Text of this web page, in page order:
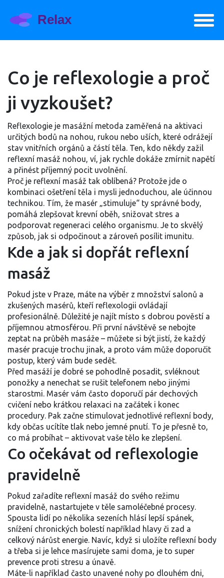
Co je reflexologie a proč
ji vyzkoušet?
Reflexologie je masážní metoda zaměřená na aktivaci
určitých bodů na nohou, rukou nebo uších, které odrážejí
stav vnitřních orgánů a částí těla. Ten, kdo někdy zažil
reflexní masáž nohou, ví, jak rychle dokáže zmírnit napětí
a přinést příjemný pocit uvolnění.
Proč je reflexní masáž tak oblíbená? Protože jde o
kombinaci ošetření těla i mysli jednoduchou, ale účinnou
technikou. Tím, že masér „stimuluje“ ty správné body,
pomáhá zlepšovat krevní oběh, snižovat stres a
podporovat regeneraci celého organismu. Je to skvělý
způsob, jak si odpočinout a zároveň posílit imunitu.
Kde a jak si dopřát reflexní
masáž
Pokud jste v Praze, máte na výběr z množství salonů a
zkušených masérů, kteří reflexologii ovládají
profesionálně. Důležité je najít místo s dobrou pověstí a
příjemnou atmosférou. Při první návštěvě se nebojte
zeptat na průběh masáže – můžete si být jistí, že každý
masér pracuje trochu jinak, a proto vám může doporučit
postup, který vám bude sedět.
Před masáží je dobré se pohodlně posadit, svléknout
ponožky a nenechat se rušit telefonem nebo jinými
starostmi. Masér vám často doporučí pár dechových
cvičení nebo krátkou relaxaci na začátek i konec
procedury. Pak začne stimulovat jednotlivé reflexní body,
kdy občas ucítíte tlak nebo jemné pnutí. To je přesně to,
co má probíhat – aktivovat vaše tělo ke zlepšení.
Co očekávat od reflexologie
pravidelně
Pokud zařadíte reflexní masáž do svého režimu
pravidelně, nastartujete v těle samoléčebné procesy.
Spousta lidí po několika sezeních hlásí lepší spánek,
snížení chronických bolestí například hlavy či zad a
celkový nárůst energie. Navíc, když si uložíte reflexní body
a třeba si je lehce masírujete sami doma, je to super
prevence proti stresu a únavě.
Máte-li například často unavené nohy po dlouhém dni,